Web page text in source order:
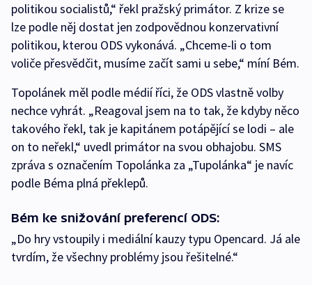
politikou socialistů,“ řekl pražský primátor. Z krize se
lze podle něj dostat jen zodpovědnou konzervativní
politikou, kterou ODS vykonává. „Chceme-li o tom
voliče přesvědčit, musíme začít sami u sebe,“ míní Bém.
Topolánek měl podle médií říci, že ODS vlastně volby
nechce vyhrát. „Reagoval jsem na to tak, že kdyby něco
takového řekl, tak je kapitánem potápějící se lodi – ale
on to neřekl,“ uvedl primátor na svou obhajobu. SMS
zpráva s označením Topolánka za „Tupolánka“ je navíc
podle Béma plná překlepů.
Bém ke snižování preferencí ODS:
„Do hry vstoupily i mediální kauzy typu Opencard. Já ale
tvrdím, že všechny problémy jsou řešitelné.“